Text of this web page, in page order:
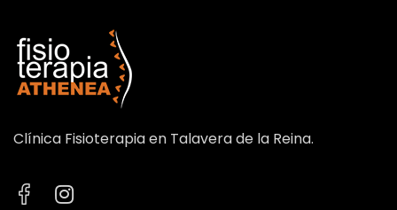
Clínica Fisioterapia en Talavera de la Reina.